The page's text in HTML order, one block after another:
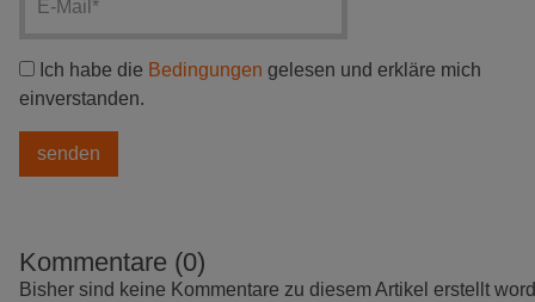
Ich habe die Bedingungen gelesen und erkläre mich
einverstanden.
Kommentare (0)
Bisher sind keine Kommentare zu diesem Artikel erstellt